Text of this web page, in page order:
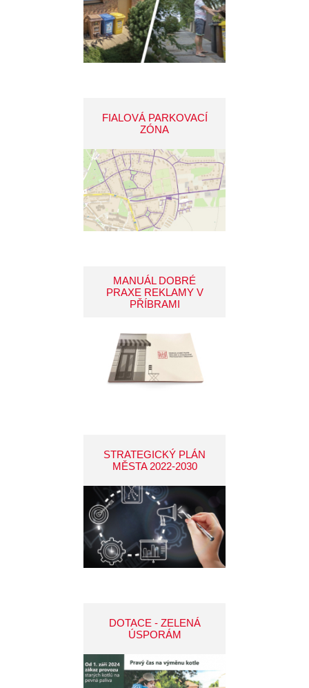
FIALOVÁ PARKOVACÍ
ZÓNA
MANUÁL DOBRÉ
PRAXE REKLAMY V
PŘÍBRAMI
STRATEGICKÝ PLÁN
MĚSTA 2022-2030
DOTACE - ZELENÁ
ÚSPORÁM